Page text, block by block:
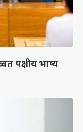
पक्षीय भाष्य